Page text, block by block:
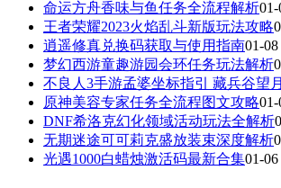
命运方舟香味与鱼任务全流程解析01-
王者荣耀2023火焰乱斗新版玩法攻略
逍遥修真兑换码获取与使用指南01-08
梦幻西游童趣游园会环任务玩法解析
不良人3手游孟婆坐标指引 藏兵谷望
原神美容专家任务全流程图文攻略01-
DNF希洛克幻化领域活动玩法全解析
无期迷途可可莉克盛放装束深度解析
光遇1000白蜡烛激活码最新合集01-06